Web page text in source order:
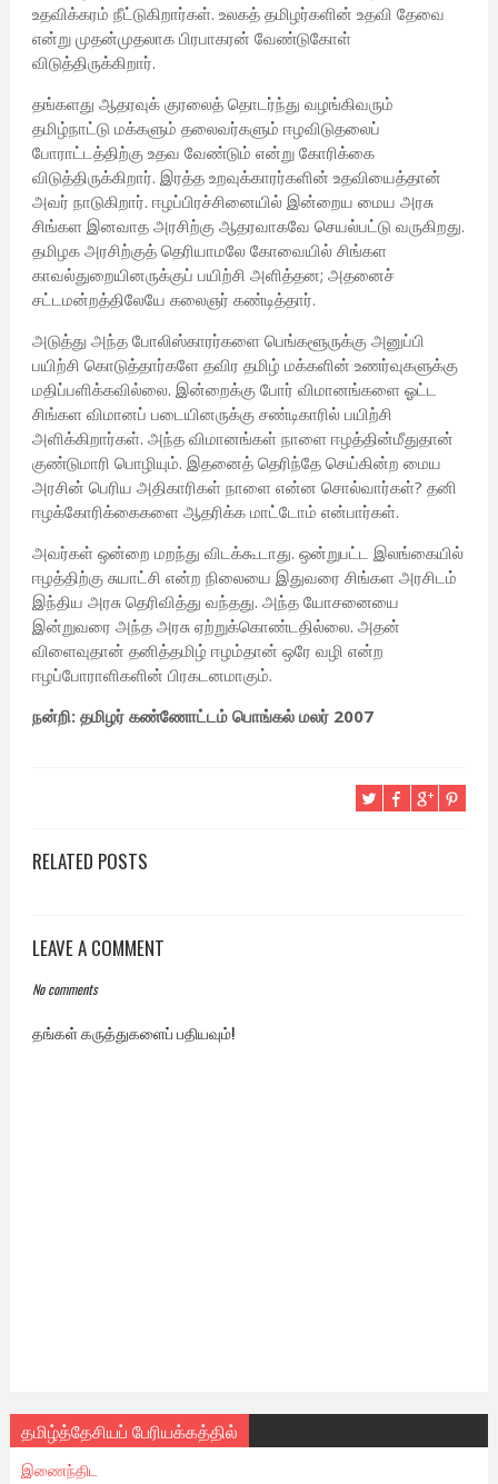
உதவிக்கரம் நீட்டுகிறார்கள். உலகத் தமிழர்களின் உதவி தேவை
என்று முதன்முதலாக பிரபாகரன் வேண்டுகோள்
விடுத்திருக்கிறார்.
தங்களது ஆதரவுக் குரலைத் தொடர்ந்து வழங்கிவரும்
தமிழ்நாட்டு மக்களும் தலைவர்களும் ஈழவிடுதலைப்
போராட்டத்திற்கு உதவ வேண்டும் என்று கோரிக்கை
விடுத்திருக்கிறார். இரத்த உறவுக்காரர்களின் உதவியைத்தான்
அவர் நாடுகிறார். ஈழப்பிரச்சினையில் இன்றைய மைய அரசு
சிங்கள இனவாத அரசிற்கு ஆதரவாகவே செயல்பட்டு வருகிறது.
தமிழக அரசிற்குத் தெரியாமலே கோவையில் சிங்கள
காவல்துறையினருக்குப் பயிற்சி அளித்தன; அதனைச்
சட்டமன்றத்திலேயே கலைஞர் கண்டித்தார்.
அடுத்து அந்த போலிஸ்காரர்களை பெங்களூருக்கு அனுப்பி
பயிற்சி கொடுத்தார்களே தவிர தமிழ் மக்களின் உணர்வுகளுக்கு
மதிப்பளிக்கவில்லை. இன்றைக்கு போர் விமானங்களை ஓட்ட
சிங்கள விமானப் படையினருக்கு சண்டிகாரில் பயிற்சி
அளிக்கிறார்கள். அந்த விமானங்கள் நாளை ஈழத்தின்மீதுதான்
குண்டுமாரி பொழியும். இதனைத் தெரிந்தே செய்கின்ற மைய
அரசின் பெரிய அதிகாரிகள் நாளை என்ன சொல்வார்கள்? தனி
ஈழக்கோரிக்கைகளை ஆதரிக்க மாட்டோம் என்பார்கள்.
அவர்கள் ஒன்றை மறந்து விடக்கூடாது. ஒன்றுபட்ட இலங்கையில்
ஈழத்திற்கு சுயாட்சி என்ற நிலையை இதுவரை சிங்கள அரசிடம்
இந்திய அரசு தெரிவித்து வந்தது. அந்த யோசனையை
இன்றுவரை அந்த அரசு ஏற்றுக்கொண்டதில்லை. அதன்
விளைவுதான் தனித்தமிழ் ஈழம்தான் ஒரே வழி என்ற
ஈழப்போராளிகளின் பிரகடனமாகும்.
நன்றி: தமிழர் கண்ணோட்டம் பொங்கல் மலர் 2007
RELATED POSTS
LEAVE A COMMENT
No comments
தங்கள் கருத்துகளைப் பதியவும்!
தமிழ்த்தேசியப் பேரியக்கத்தில்
இணைந்திட